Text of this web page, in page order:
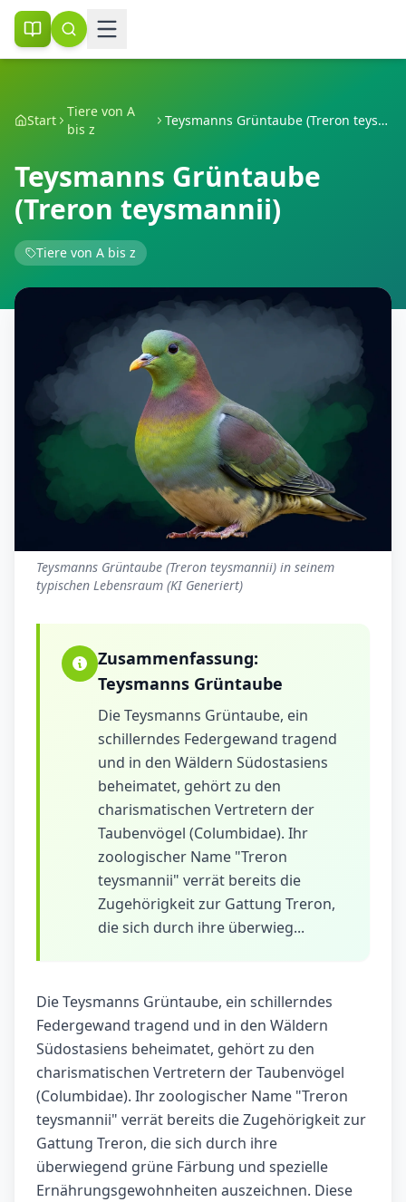
Start
Tiere von A
bis z
Teysmanns Grüntaube (Treron teysmannii)
Teysmanns Grüntaube
(Treron teysmannii)
Tiere von A bis z
Teysmanns Grüntaube (Treron teysmannii) in seinem
typischen Lebensraum (KI Generiert)
Zusammenfassung:
Teysmanns Grüntaube
Die Teysmanns Grüntaube, ein
schillerndes Federgewand tragend
und in den Wäldern Südostasiens
beheimatet, gehört zu den
charismatischen Vertretern der
Taubenvögel (Columbidae). Ihr
zoologischer Name "Treron
teysmannii" verrät bereits die
Zugehörigkeit zur Gattung Treron,
die sich durch ihre überwieg...
Die Teysmanns Grüntaube, ein schillerndes
Federgewand tragend und in den Wäldern
Südostasiens beheimatet, gehört zu den
charismatischen Vertretern der Taubenvögel
(Columbidae). Ihr zoologischer Name "Treron
teysmannii" verrät bereits die Zugehörigkeit zur
Gattung Treron, die sich durch ihre
überwiegend grüne Färbung und spezielle
Ernährungsgewohnheiten auszeichnen. Diese